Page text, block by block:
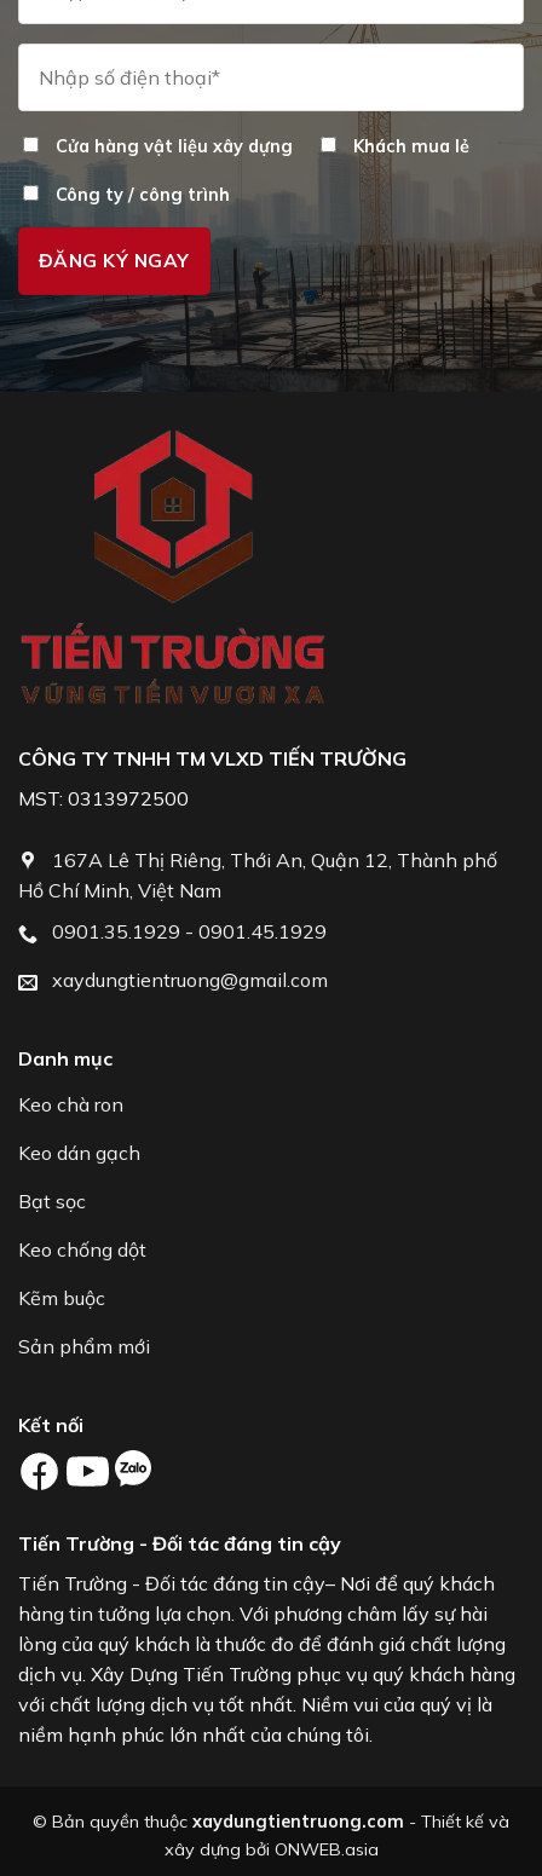
Cửa hàng vật liệu xây dựng Khách mua lẻ
Công ty / công trình
CÔNG TY TNHH TM VLXD TIẾN TRƯỜNG
MST: 0313972500
167A Lê Thị Riêng, Thới An, Quận 12, Thành phố
Hồ Chí Minh, Việt Nam
0901.35.1929 - 0901.45.1929
xaydungtientruong@gmail.com
Danh mục
Keo chà ron
Keo dán gạch
Bạt sọc
Keo chống dột
Kẽm buộc
Sản phẩm mới
Kết nối
Tiến Trường - Đối tác đáng tin cậy
Tiến Trường - Đối tác đáng tin cậy– Nơi để quý khách
hàng tin tưởng lựa chọn. Với phương châm lấy sự hài
lòng của quý khách là thước đo để đánh giá chất lượng
dịch vụ. Xây Dựng Tiến Trường phục vụ quý khách hàng
với chất lượng dịch vụ tốt nhất. Niềm vui của quý vị là
niềm hạnh phúc lớn nhất của chúng tôi.
© Bản quyền thuộc xaydungtientruong.com - Thiết kế và
xây dựng bởi ONWEB.asia